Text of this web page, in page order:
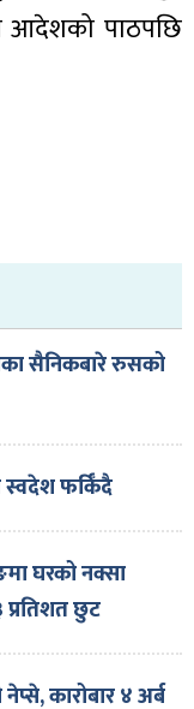
आदेशको पाठपछि
सैनिकबारे रुसको
फर्किँदै
घरको नक्सा
प्रतिशत छुट
कारोबार ४ अर्ब